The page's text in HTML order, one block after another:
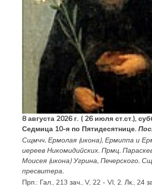
8 августа 2026 г. ( 26 июля ст.ст.),
Седмица 10-я по Пятидесятнице.
Сщмчч. Ермолая(икона), Ермиппаи
иереев Никомидийских. Прмц.
Моисея(икона) Угрина, Печерского.
пресвитера.
Прп.: Гал., 213 зач., V, 22 - VI, 2. Лк., 24